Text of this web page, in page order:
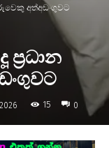
අත්අඩංගුවට
ප්‍රධාන
15 0